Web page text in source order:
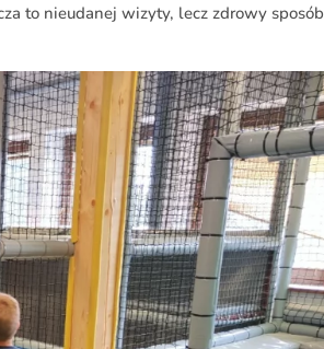
to nieudanej wizyty, lecz zdrowy sposób